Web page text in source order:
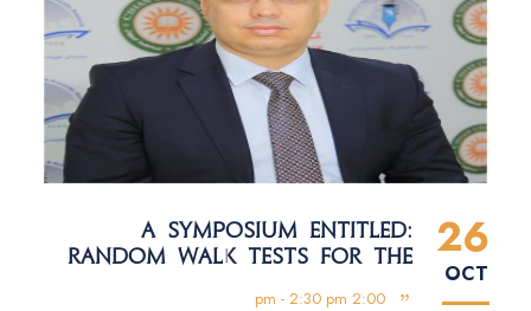
26
OCT
A SYMPOSIUM ENTITLED:
RANDOM WALK TESTS FOR THE
2:00 pm - 2:30 pm